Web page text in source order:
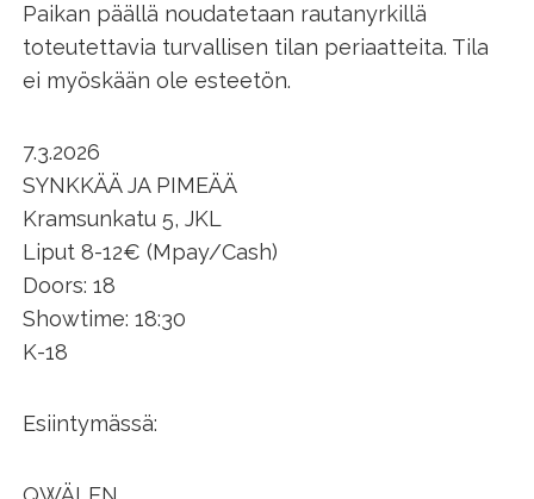
Paikan päällä noudatetaan rautanyrkillä
toteutettavia turvallisen tilan periaatteita. Tila
ei myöskään ole esteetön.
7.3.2026
SYNKKÄÄ JA PIMEÄÄ
Kramsunkatu 5, JKL
Liput 8-12€ (Mpay/Cash)
Doors: 18
Showtime: 18:30
K-18
Esiintymässä: